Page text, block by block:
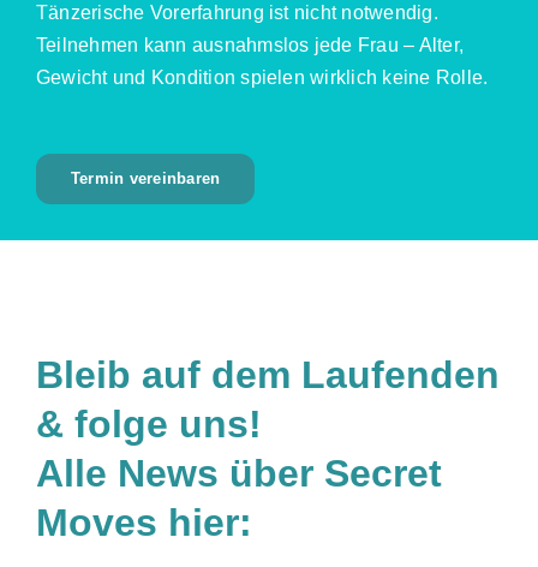
Tänzerische Vorerfahrung ist nicht notwendig.
Teilnehmen kann ausnahmslos jede Frau – Alter,
Gewicht und Kondition spielen wirklich keine Rolle.
Termin vereinbaren
Bleib auf dem Laufenden
& folge uns!
Alle News über Secret
Moves hier: